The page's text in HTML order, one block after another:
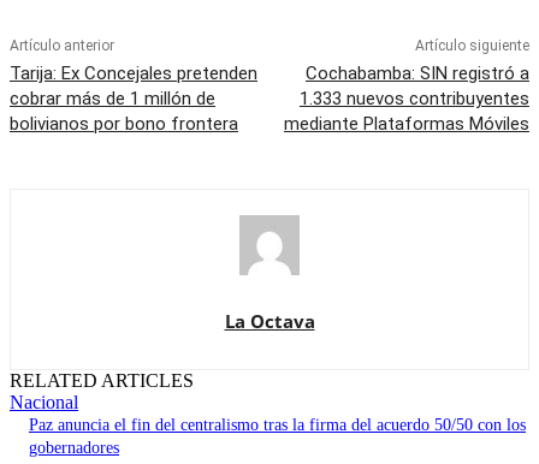
Artículo anterior
Tarija: Ex Concejales pretenden
cobrar más de 1 millón de
bolivianos por bono frontera
Artículo siguiente
Cochabamba: SIN registró a
1.333 nuevos contribuyentes
mediante Plataformas Móviles
La Octava
RELATED ARTICLES
Nacional
Paz anuncia el fin del centralismo tras la firma del acuerdo 50/50 con los
gobernadores